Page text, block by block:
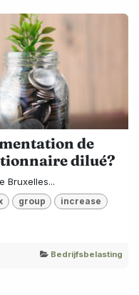
de
dilué?
Bruxelles...
group increase
Bedrijfsbelasting